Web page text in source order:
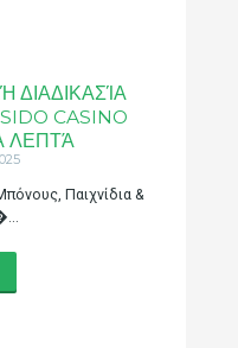
ΔΙΑΔΙΚΑΣΊΑ
CASINO
ΛΕΠΤΆ
Παιχνίδια &